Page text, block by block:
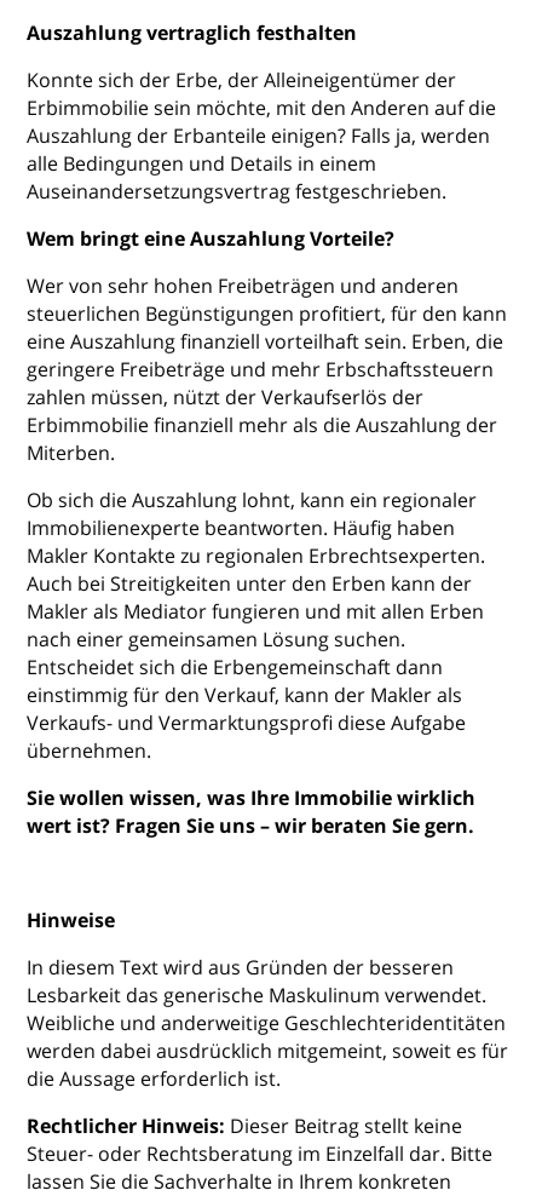
Auszahlung vertraglich festhalten
Konnte sich der Erbe, der Alleineigentümer der
Erbimmobilie sein möchte, mit den Anderen auf die
Auszahlung der Erbanteile einigen? Falls ja, werden
alle Bedingungen und Details in einem
Auseinandersetzungsvertrag festgeschrieben.
Wem bringt eine Auszahlung Vorteile?
Wer von sehr hohen Freibeträgen und anderen
steuerlichen Begünstigungen profitiert, für den kann
eine Auszahlung finanziell vorteilhaft sein. Erben, die
geringere Freibeträge und mehr Erbschaftssteuern
zahlen müssen, nützt der Verkaufserlös der
Erbimmobilie finanziell mehr als die Auszahlung der
Miterben.
Ob sich die Auszahlung lohnt, kann ein regionaler
Immobilienexperte beantworten. Häufig haben
Makler Kontakte zu regionalen Erbrechtsexperten.
Auch bei Streitigkeiten unter den Erben kann der
Makler als Mediator fungieren und mit allen Erben
nach einer gemeinsamen Lösung suchen.
Entscheidet sich die Erbengemeinschaft dann
einstimmig für den Verkauf, kann der Makler als
Verkaufs- und Vermarktungsprofi diese Aufgabe
übernehmen.
Sie wollen wissen, was Ihre Immobilie wirklich
wert ist? Fragen Sie uns – wir beraten Sie gern.
Hinweise
In diesem Text wird aus Gründen der besseren
Lesbarkeit das generische Maskulinum verwendet.
Weibliche und anderweitige Geschlechteridentitäten
werden dabei ausdrücklich mitgemeint, soweit es für
die Aussage erforderlich ist.
Rechtlicher Hinweis: Dieser Beitrag stellt keine
Steuer- oder Rechtsberatung im Einzelfall dar. Bitte
lassen Sie die Sachverhalte in Ihrem konkreten